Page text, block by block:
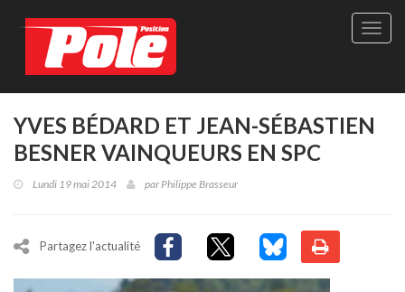
Site
-
YVES BÉDARD ET JEAN-SÉBASTIEN
BESNER VAINQUEURS EN SPC
Lundi 19 mai 2014 parPhilippe Brasseur
Partagez l'actualité